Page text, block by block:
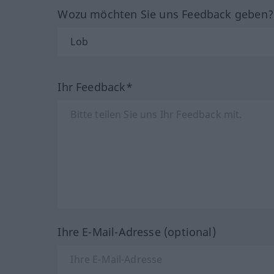
Wozu möchten Sie uns Feedback
Ihr Feedback*
Ihre E-Mail-Adresse (optional)